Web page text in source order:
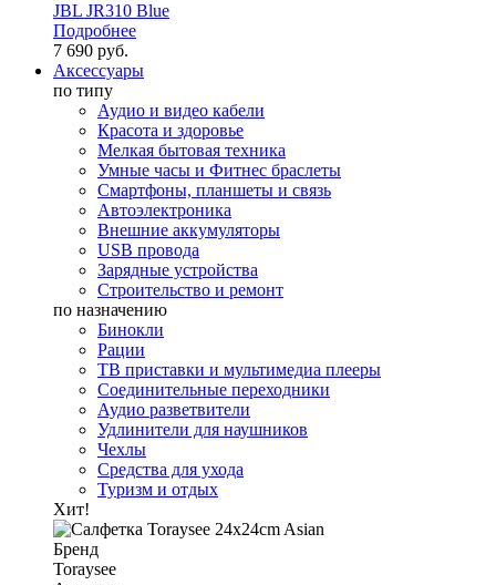
JBL JR310 Blue
Подробнее
7 690 руб.
Аксессуары
по типу
Аудио и видео кабели
Красота и здоровье
Мелкая бытовая техника
Умные часы и Фитнес браслеты
Смартфоны, планшеты и связь
Автоэлектроника
Внешние аккумуляторы
USB провода
Зарядные устройства
Строительство и ремонт
по назначению
Бинокли
Рации
ТВ приставки и мультимедиа плееры
Соединительные переходники
Аудио разветвители
Удлинители для наушников
Чехлы
Средства для ухода
Туризм и отдых
Хит!
Бренд
Toraysee